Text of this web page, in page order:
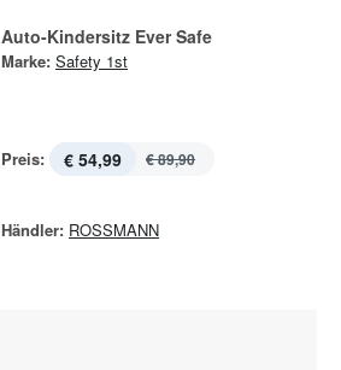
Auto-Kindersitz Ever Safe
Marke: Safety 1st
Preis: € 54,99 € 89,90
Händler: ROSSMANN